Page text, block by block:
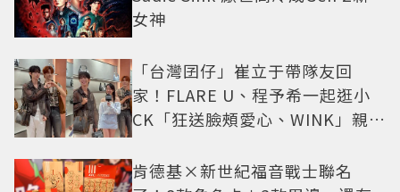
女神
「台灣囝仔」崔立于帶隊友回
家！FLARE U、程予希一起逛小
CK「狂送臉頰愛心、WINK」親曝
肯德基×新世紀福音戰士聯名